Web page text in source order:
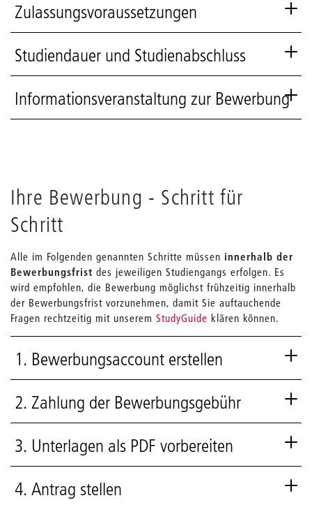
Zulassungsvoraussetzungen
Studiendauer und Studienabschluss
Informationsveranstaltung zur Bewerbung
Ihre Bewerbung - Schritt für
Schritt
Alle im Folgenden genannten Schritte müssen innerhalb der
Bewerbungsfrist des jeweiligen Studiengangs erfolgen. Es
wird empfohlen, die Bewerbung möglichst frühzeitig innerhalb
der Bewerbungsfrist vorzunehmen, damit Sie auftauchende
Fragen rechtzeitig mit unserem StudyGuide klären können.
1. Bewerbungsaccount erstellen
2. Zahlung der Bewerbungsgebühr
3. Unterlagen als PDF vorbereiten
4. Antrag stellen